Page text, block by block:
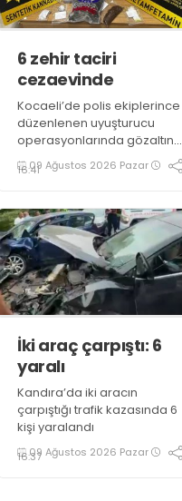
6 zehir taciri
cezaevinde
Kocaeli’de polis ekiplerince
düzenlenen uyuşturucu
operasyonlarında gözaltına
alınan 11 şüpheliden 6’sı
tutuklandı
09 Ağustos 2026 Pazar
16:41
İki araç çarpıştı: 6
yaralı
Kandıra’da iki aracın
çarpıştığı trafik kazasında 6
kişi yaralandı
09 Ağustos 2026 Pazar
16:37